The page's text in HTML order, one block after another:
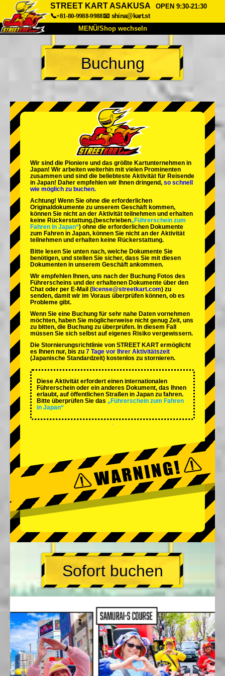
STREET KART ASAKUSA
OPEN 9:30-21:30
📞+81-80-9988-9988📧 shina@kart.st
MENÜ/Shop wechseln
START
Über uns Spezifikationen Preise
Unternehmen Buchung
Shop wechseln
Tokio Shinagawa Tokio Akihabara#1
Tokio Akihabara#2
Tokio Shibuya Annex Tokio Bucht
Tokio Asakusa Osaka
Okinawa
Buchung
Wir sind die Pioniere und das größte Kartunternehmen in
Japan! Wir arbeiten weiterhin mit vielen Prominenten
zusammen und sind die beliebteste Aktivität für Reisende
in Japan! Daher empfehlen wir Ihnen dringend, so schnell
wie möglich zu buchen.
Achtung! Wenn Sie ohne die erforderlichen
Originaldokumente zu unserem Geschäft kommen,
können Sie nicht an der Aktivität teilnehmen und erhalten
keine Rückerstattung.(beschrieben„Führerschein zum
Fahren in Japan“) ohne die erforderlichen Dokumente
zum Fahren in Japan, können Sie nicht an der Aktivität
teilnehmen und erhalten keine Rückerstattung.
Bitte lesen Sie unten nach, welche Dokumente Sie
benötigen, und stellen Sie sicher, dass Sie mit diesen
Dokumenten in unserem Geschäft ankommen.
Wir empfehlen Ihnen, uns nach der Buchung Fotos des
Führerscheins und der erhaltenen Dokumente über den
Chat oder per E-Mail ( license@streetkart.com) zu
senden, damit wir im Voraus überprüfen können, ob es
Probleme gibt.
Wenn Sie eine Buchung für sehr nahe Daten vornehmen
möchten, haben Sie möglicherweise nicht genug Zeit, uns
zu bitten, die Buchung zu überprüfen. In diesem Fall
müssen Sie sich selbst auf eigenes Risiko vergewissern.
Die Stornierungsrichtlinie von STREET KART ermöglicht
es Ihnen nur, bis zu 7 Tage vor Ihrer Aktivitätszeit
(Japanische Standardzeit) kostenlos zu stornieren.
Diese Aktivität erfordert einen internationalen
Führerschein oder ein anderes Dokument, das Ihnen
erlaubt, auf öffentlichen Straßen in Japan zu fahren.
Bitte überprüfen Sie das „Führerschein zum Fahren
in Japan“
Sofort buchen